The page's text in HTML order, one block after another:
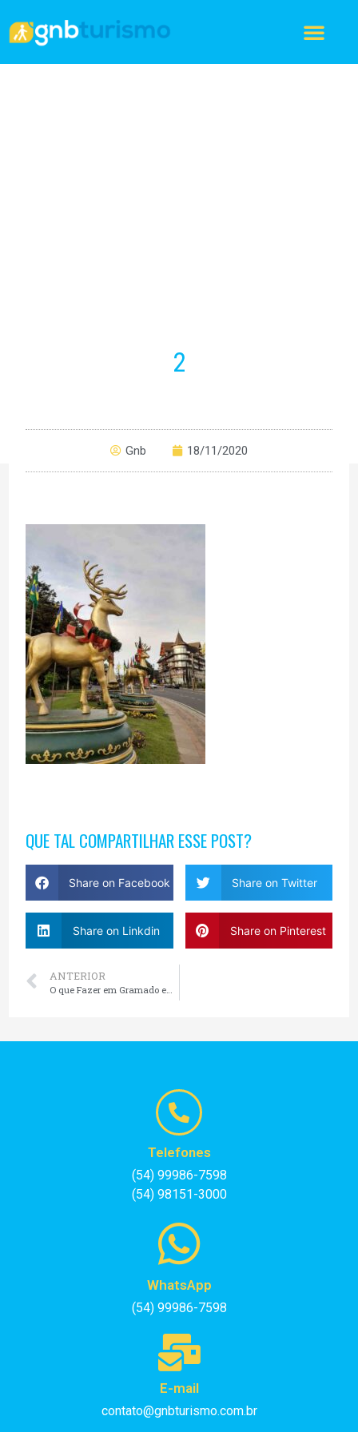
2
Gnb 18/11/2020
QUE TAL COMPARTILHAR ESSE POST?
Share on Facebook Share on Twitter
Share on Linkdin Share on Pinterest
ANTERIOR
O que Fazer em Gramado em Dezembro
Telefones
(54) 99986-7598
(54) 98151-3000
WhatsApp
(54) 99986-7598
E-mail
contato@gnbturismo.com.br